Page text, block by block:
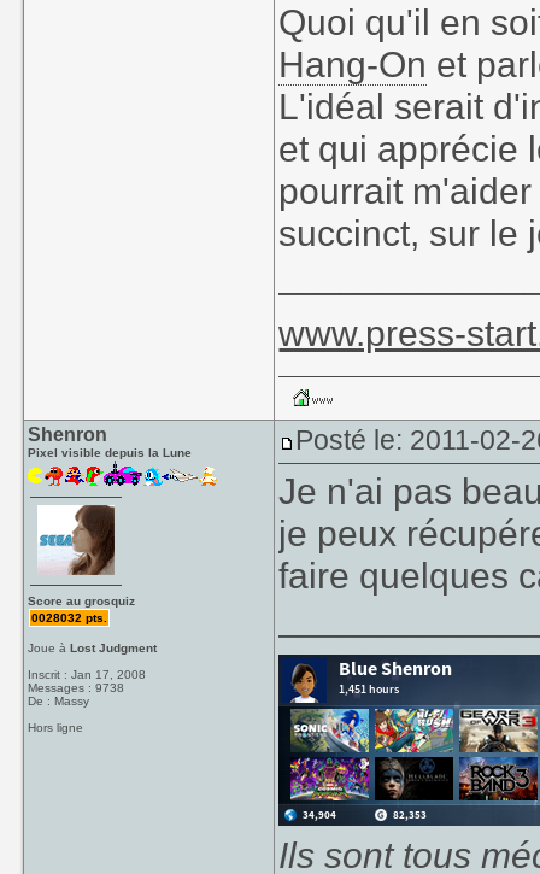
Quoi qu'il en
Hang-On et
L'idéal serait
et qui apprécie
pourrait
succinct, sur le
www.press-
Shenron
Pixel visible depuis la Lune
Score au grosquiz
0028032 pts.
Joue àLost Judgment
Inscrit : Jan 17, 2008
Messages : 9738
De : Massy
Hors ligne
Posté le: 2011-02-
Je n'ai pas
je peux
faire quelques
Ils sont tous